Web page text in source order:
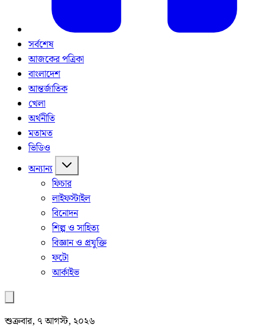
সর্বশেষ
আজকের পত্রিকা
বাংলাদেশ
আন্তর্জাতিক
খেলা
অর্থনীতি
মতামত
ভিডিও
অন্যান্য
ফিচার
লাইফস্টাইল
বিনোদন
শিল্প ও সাহিত্য
বিজ্ঞান ও প্রযুক্তি
ফটো
আর্কাইভ
শুক্রবার, ৭ আগস্ট, ২০২৬